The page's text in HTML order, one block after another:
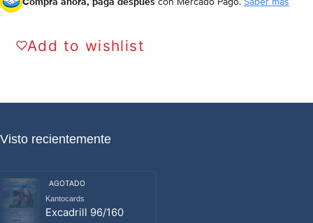
Add to wishlist
Visto recientemente
AGOTADO
Proveedor:
Kantocards
Excadrill 96/160